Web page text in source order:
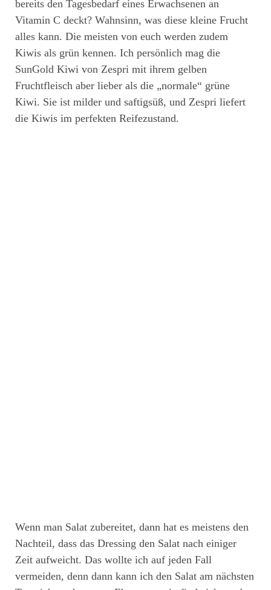
bereits den Tagesbedarf eines Erwachsenen an
Vitamin C deckt? Wahnsinn, was diese kleine Frucht
alles kann. Die meisten von euch werden zudem
Kiwis als grün kennen. Ich persönlich mag die
SunGold Kiwi von Zespri mit ihrem gelben
Fruchtfleisch aber lieber als die „normale“ grüne
Kiwi. Sie ist milder und saftigsüß, und Zespri liefert
die Kiwis im perfekten Reifezustand.
Wenn man Salat zubereitet, dann hat es meistens den
Nachteil, dass das Dressing den Salat nach einiger
Zeit aufweicht. Das wollte ich auf jeden Fall
vermeiden, denn dann kann ich den Salat am nächsten